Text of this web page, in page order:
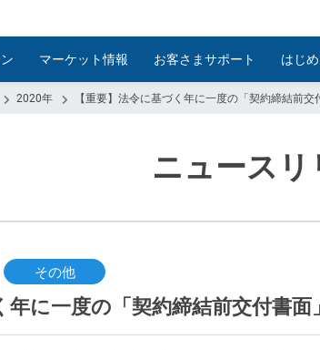
マーケット情報 お客さまサポート はじ
2020年 【重要】法令に基づく年に一度の「契約締結前
ニュースリ
その他
年に一度の「契約締結前交付書